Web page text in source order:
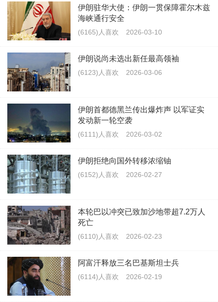
伊朗驻华大使：伊朗一贯保障霍尔木兹
海峡通行安全
(6165)人喜欢 2026-03-10
伊朗说尚未选出新任最高领袖
(6123)人喜欢 2026-03-06
伊朗首都德黑兰传出爆炸声 以军证实
发动新一轮空袭
(6111)人喜欢 2026-03-02
伊朗拒绝向国外转移浓缩铀
(6152)人喜欢 2026-02-27
本轮巴以冲突已致加沙地带超7.2万人
死亡
(6110)人喜欢 2026-02-23
阿富汗释放三名巴基斯坦士兵
(6114)人喜欢 2026-02-19